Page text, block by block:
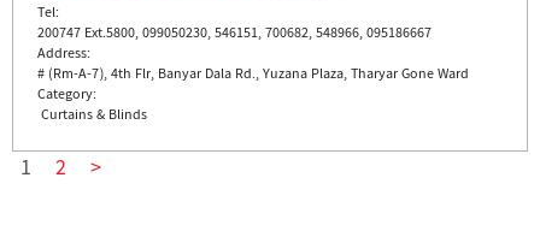
Tel:
200747 Ext.5800, 099050230, 546151, 700682, 548966, 095186667
Address:
# (Rm-A-7), 4th Flr, Banyar Dala Rd., Yuzana Plaza, Tharyar Gone Ward
Category:
Curtains & Blinds
1 2 >